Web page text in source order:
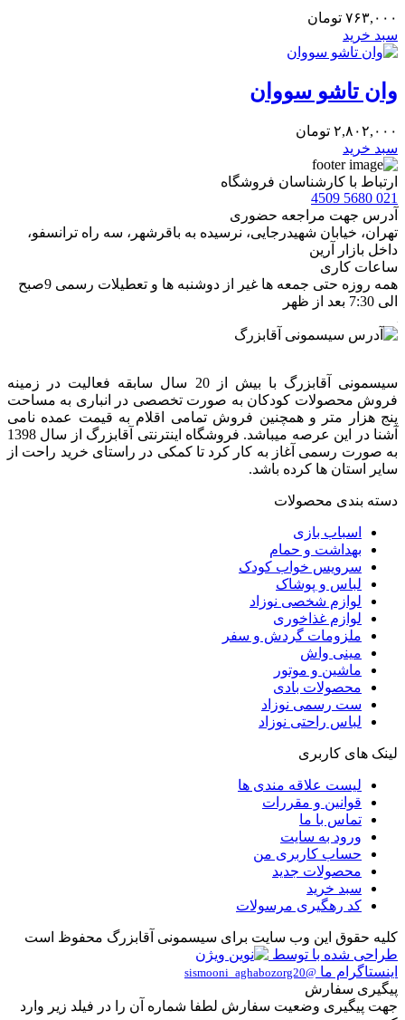
۷۶۳,۰۰۰ تومان
سبد خرید
وان تاشو سووان
۲,۸۰۲,۰۰۰ تومان
سبد خرید
ارتباط با کارشناسان فروشگاه
021 5680 4509
آدرس جهت مراجعه حضوری
تهران، خيابان شهيدرجايى، نرسیده به باقرشهر، سه راه ترانسفو،
داخل بازار آرین
ساعات کاری
همه روزه حتی جمعه ها غیر از دوشنبه ها و تعطیلات رسمی 9صبح
الی 7:30 بعد از ظهر
سیسمونی آقابزرگ با بیش از 20 سال سابقه فعالیت در زمینه
فروش محصولات کودکان به صورت تخصصی در انباری به مساحت
پنج هزار متر و همچنین فروش تمامی اقلام به قیمت عمده نامی
آشنا در این عرصه میباشد. فروشگاه اینترنتی آقابزرگ از سال 1398
به صورت رسمی آغاز به کار کرد تا کمکی در راستای خرید راحت از
سایر استان ها کرده باشد.
دسته بندی محصولات
اسباب بازی
بهداشت و حمام
سرویس خواب کودک
لباس و پوشاک
لوازم شخصی نوزاد
لوازم غذاخوری
ملزومات گردش و سفر
مینی واش
ماشین و موتور
محصولات بادی
ست رسمی نوزاد
لباس راحتی نوزاد
لینک های کاربری
لیست علاقه مندی ها
قوانین و مقررات
تماس با ما
ورود به سایت
حساب کاربری من
محصولات جدید
سبد خرید
کد رهگیری مرسولات
کلیه حقوق این وب سایت برای سیسمونی آقابزرگ محفوظ است
طراحی شده با توسط
اینستاگرام ما @sismooni_aghabozorg20
پیگیری سفارش
جهت پیگیری وضعیت سفارش لطفا شماره آن را در فیلد زیر وارد